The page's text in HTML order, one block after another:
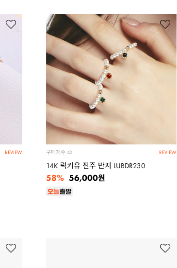
REVIEW REVIEW
구매개수42
14K 럭키유 진주 반지 LUBDR230
56,000원
58%